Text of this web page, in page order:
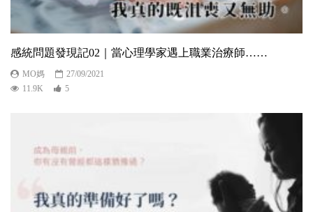
感統問題發現記02｜當心理學家遇上職業治療師……
MO媽
27/09/2021
11.9K
5